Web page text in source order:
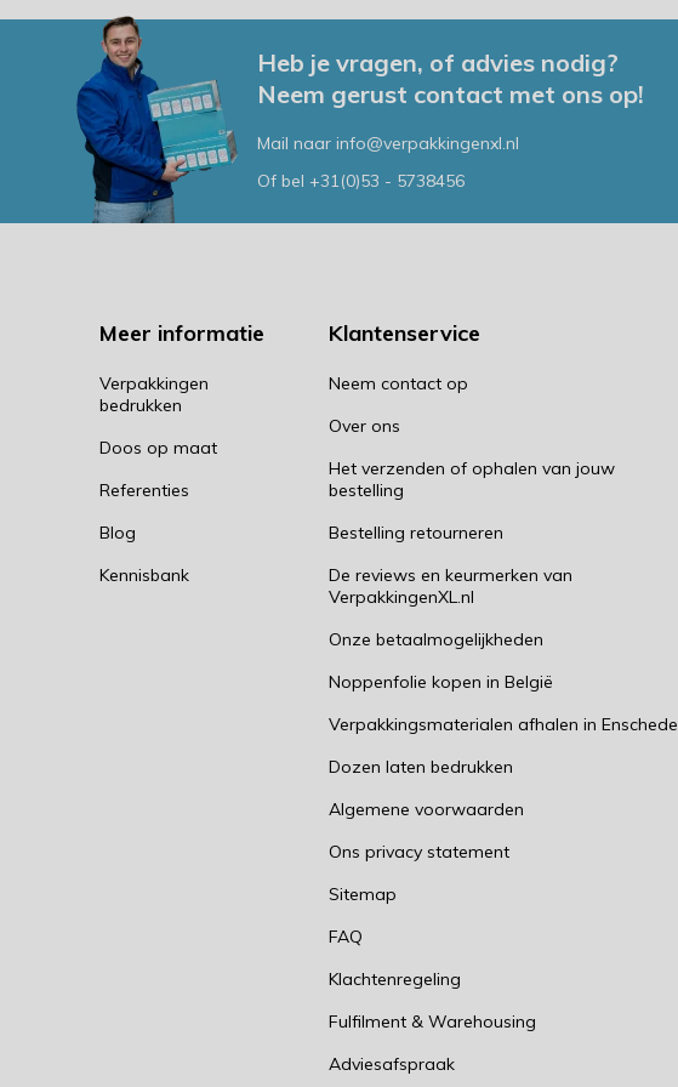
Heb je vragen, of advies nodig?
Neem gerust contact met ons op!
Mail naar info@verpakkingenxl.nl
Of bel +31(0)53 - 5738456
Meer informatie
Verpakkingen
bedrukken
Doos op maat
Referenties
Blog
Kennisbank
Klantenservice
Neem contact op
Over ons
Het verzenden of ophalen van jouw
bestelling
Bestelling retourneren
De reviews en keurmerken van
VerpakkingenXL.nl
Onze betaalmogelijkheden
Noppenfolie kopen in België
Verpakkingsmaterialen afhalen in Enschede
Dozen laten bedrukken
Algemene voorwaarden
Ons privacy statement
Sitemap
FAQ
Klachtenregeling
Fulfilment & Warehousing
Adviesafspraak